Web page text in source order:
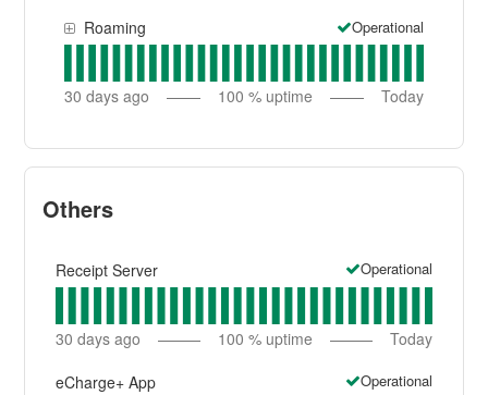
Roaming Operational
30 days ago 100 % uptime Today
Others
Receipt Server Operational
30 days ago 100 % uptime Today
eCharge+ App Operational